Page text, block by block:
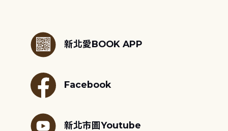
新北愛BOOK APP
Facebook
新北市圖Youtube